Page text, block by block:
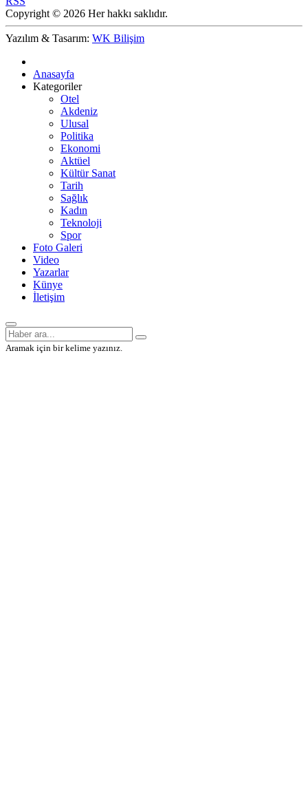
Copyright © 2026 Her hakkı saklıdır.
Yazılım & Tasarım: WK Bilişim
Anasayfa
Kategoriler
Otel
Akdeniz
Ulusal
Politika
Ekonomi
Aktüel
Kültür Sanat
Tarih
Sağlık
Kadın
Teknoloji
Spor
Foto Galeri
Video
Yazarlar
Künye
İletişim
Aramak için bir kelime yazınız.